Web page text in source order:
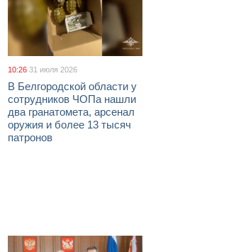
10:26 31 июля 2026
В Белгородской области у
сотрудников ЧОПа нашли
два гранатомета, арсенал
оружия и более 13 тысяч
патронов